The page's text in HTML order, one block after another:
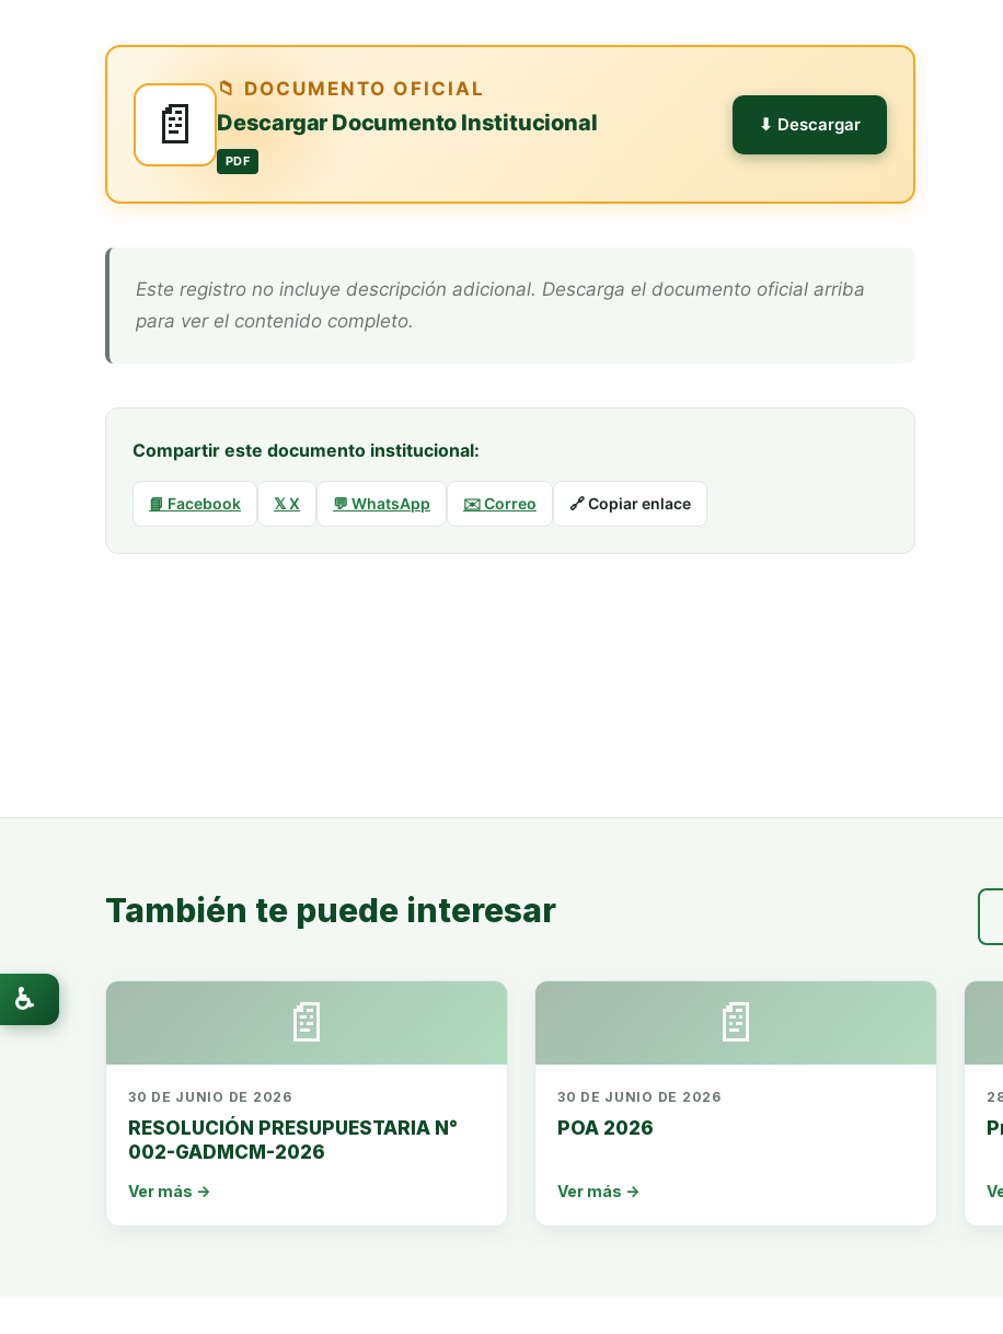
📄
📁 DOCUMENTO OFICIAL
Descargar Documento Institucional
PDF
⬇ Descargar
Este registro no incluye descripción adicional. Descarga el documento oficial arriba
para ver el contenido completo.
Compartir este documento institucional:
📘 Facebook 𝕏 X 💬 WhatsApp ✉️ Correo 🔗 Copiar enlace
También te puede interesar
📄
30 DE JUNIO DE 2026
RESOLUCIÓN PRESUPUESTARIA N°
002-GADMCM-2026
Ver más →
📄
30 DE JUNIO DE 2026
POA 2026
Ver más →
♿